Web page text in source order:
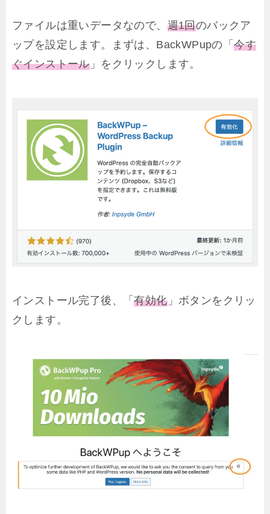
ファイルは重いデータなので、 週1回のバックア
ップを設定します。まずは、BackWPupの「今す
ぐインストール」をクリックします。
インストール完了後、「有効化」ボタンをクリッ
クします。